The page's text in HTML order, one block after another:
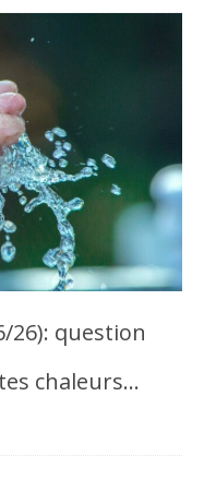
26): question
chaleurs…